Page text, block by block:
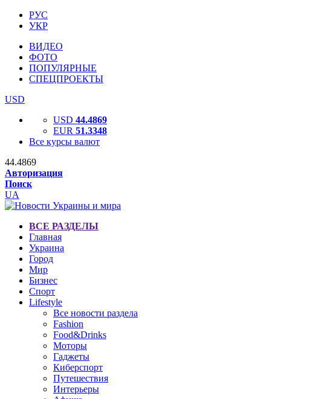
РУС
УКР
ВИДЕО
ФОТО
ПОПУЛЯРНЫЕ
СПЕЦПРОЕКТЫ
USD
USD 44.4869
EUR 51.3348
Все курсы валют
44.4869
Авторизация
Поиск
UA
ВСЕ РАЗДЕЛЫ
Главная
Украина
Город
Мир
Бизнес
Спорт
Lifestyle
Все новости раздела
Fashion
Food&Drinks
Моторы
Гаджеты
Киберспорт
Путешествия
Интерьеры